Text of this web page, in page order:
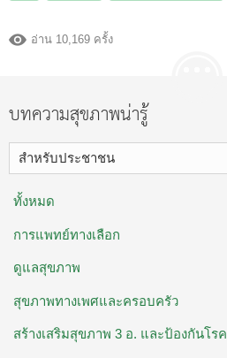
อ่าน 10,169 ครั้ง
บทความสุขภาพน่ารู้
สำหรับประชาชน
ทั้งหมด
การแพทย์ทางเลือก
ดูแลสุขภาพ
สุขภาพทางเพศและครอบครัว
สร้างเสริมสุขภาพ 3 อ. ​และป้องกันโรค